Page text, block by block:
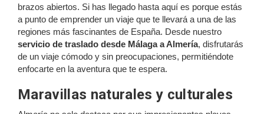
brazos abiertos. Si has llegado hasta aquí es porque estás
a punto de emprender un viaje que te llevará a una de las
regiones más fascinantes de España. Desde nuestro
servicio de traslado desde Málaga a Almería, disfrutarás
de un viaje cómodo y sin preocupaciones, permitiéndote
enfocarte en la aventura que te espera.
Maravillas naturales y culturales